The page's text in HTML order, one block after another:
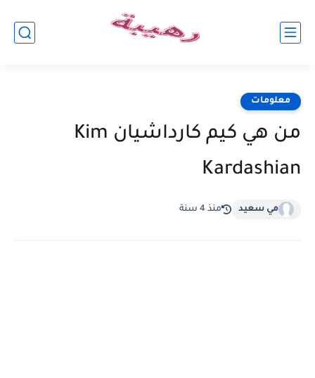
معلومات
من هي كيم كارداشيان Kim
Kardashian
مي سعيد منذ 4 سنة